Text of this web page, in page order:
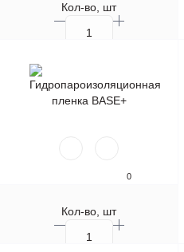
Кол-во, шт
0
Кол-во, шт